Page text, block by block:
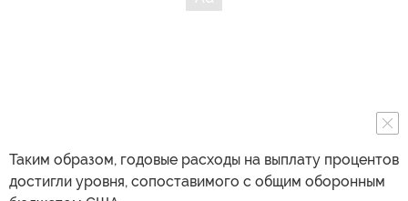
Таким образом, годовые расходы на выплату процентов
достигли уровня, сопоставимого с общим оборонным